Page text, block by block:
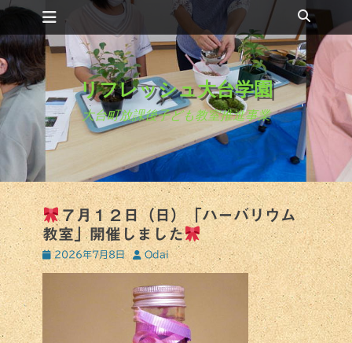
コ
テ
ン
ツ
へ
キ
ッ
プ
メインメニュー
検
索
リフレッシュ大台学園
大台町放課後子ども教室推進事業
７月１２日（日）「ハーバリウム
教室」開催しました
投
稿
2026年7月8日
投
稿
Odai